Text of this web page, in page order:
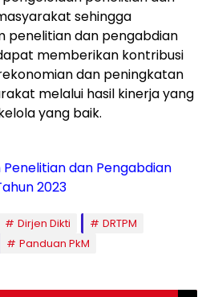
sehingga
penelitian dan pengabdian
memberikan kontribusi
dan peningkatan
melalui hasil kinerja yang
yang baik.
dan Pengabdian
2023
Dirjen Dikti
DRTPM
Panduan PkM